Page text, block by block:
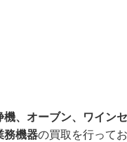
、オーブン、ワイン
務機器の買取を行ってお